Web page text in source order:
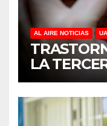
AL AIRE NOTICIAS
LA
REVELA
CIDOCS